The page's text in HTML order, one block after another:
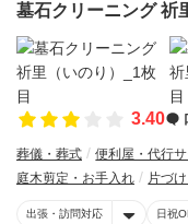
墓石クリーニング 祈
3.40
葬儀・葬式 便利屋・代行
庭木剪定・お手入れ
片づ
出張・訪問対応 日祝